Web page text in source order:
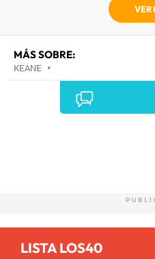
VER
MÁS SOBRE:
KEANE •
LISTA LOS40